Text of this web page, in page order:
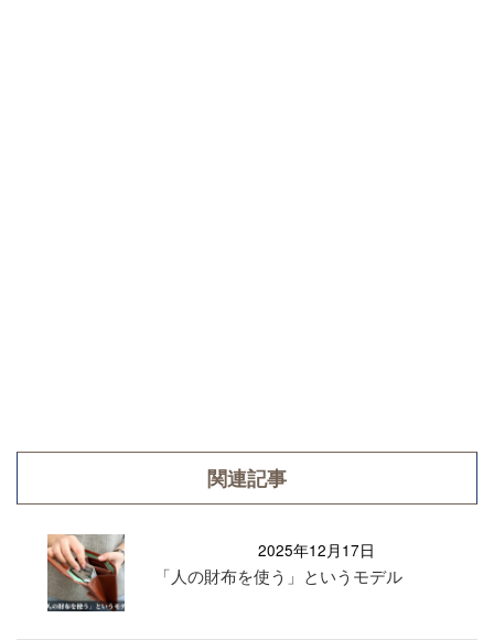
関連記事
2025年12月17日
「人の財布を使う」というモデル